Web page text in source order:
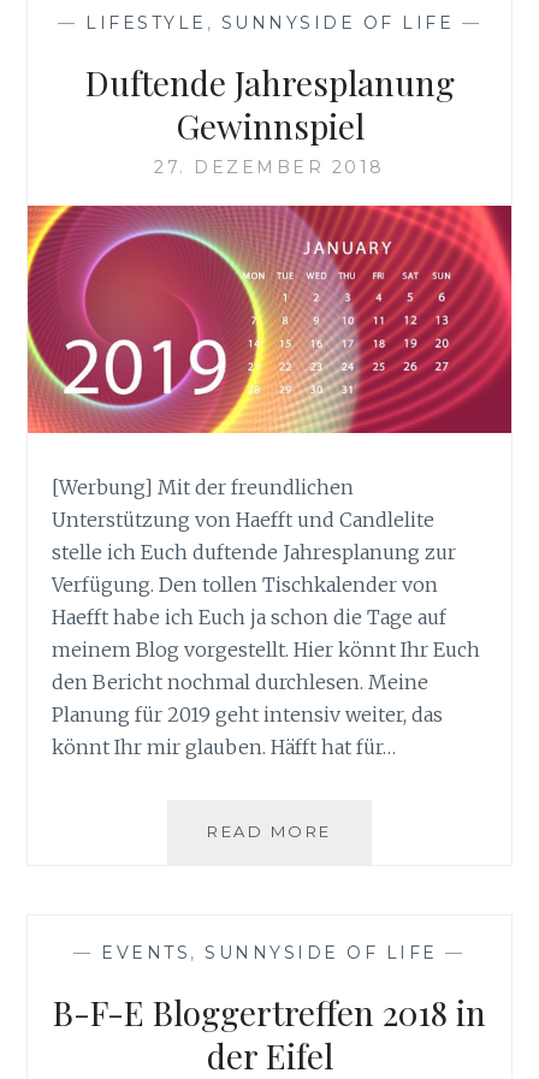
PERFEKTE
DINNER
— LIFESTYLE , SUNNYSIDE OF LIFE —
Duftende Jahresplanung
Gewinnspiel
27. DEZEMBER 2018
[Werbung] Mit der freundlichen
Unterstützung von Haefft und Candlelite
stelle ich Euch duftende Jahresplanung zur
Verfügung. Den tollen Tischkalender von
Haefft habe ich Euch ja schon die Tage auf
meinem Blog vorgestellt. Hier könnt Ihr Euch
den Bericht nochmal durchlesen. Meine
Planung für 2019 geht intensiv weiter, das
könnt Ihr mir glauben. Häfft hat für…
READ MORE
— EVENTS ,SUNNYSIDE OF LIFE —
B-F-E Bloggertreffen 2018 in
der Eifel